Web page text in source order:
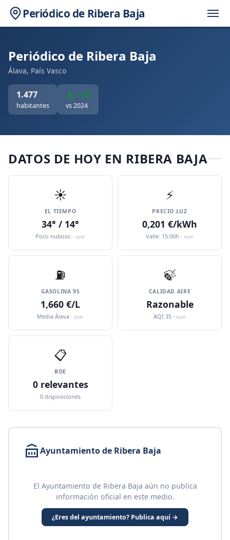
Periódico de Ribera Baja
Periódico de Ribera Baja
Álava, País Vasco
1.477
habitantes
▲ +38
vs 2024
DATOS DE HOY EN RIBERA BAJA
☀️
EL TIEMPO
34° / 14°
Poco nuboso · ayer
⚡
PRECIO LUZ
0,201 €/kWh
Valle: 15:00h · ayer
⛽️
GASOLINA 95
1,660 €/L
Media Álava · ayer
🍃
CALIDAD AIRE
Razonable
AQI 35 · ayer
📋
BOE
0 relevantes
0 disposiciones
Ayuntamiento de Ribera Baja
El Ayuntamiento de Ribera Baja aún no publica
información oficial en este medio.
¿Eres del ayuntamiento? Publica aquí →